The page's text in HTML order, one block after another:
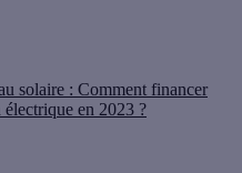
solaire : Comment financer
en 2023 ?